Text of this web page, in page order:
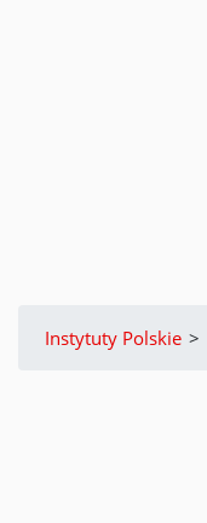
Instytuty Polskie >